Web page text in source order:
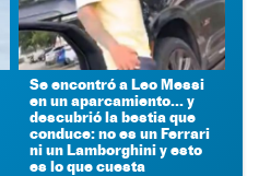
Se encontró a Leo Messi
en un aparcamiento... y
descubrió la bestia que
conduce: no es un Ferrari
ni un Lamborghini y esto
es lo que cuesta